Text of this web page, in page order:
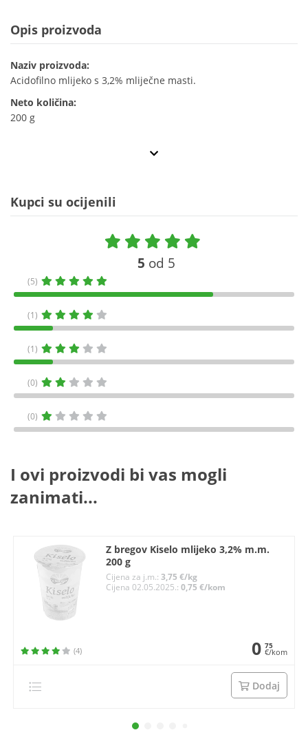
Opis proizvoda
Naziv proizvoda:
Acidofilno mlijeko s 3,2% mliječne masti.
Neto količina:
200 g
Kupci su ocijenili
5 od 5
(5)
(1)
(1)
(0)
(0)
I ovi proizvodi bi vas mogli
zanimati...
Z bregov Kiselo mlijeko 3,2% m.m.
200 g
Cijena za j.m.:3,75 €/kg
Cijena 02.05.2025.:0,75 €/kom
(4) 0 75
€/kom
Dodaj